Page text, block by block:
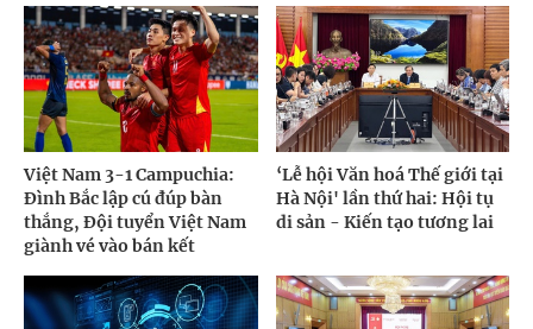
Việt Nam 3-1 Campuchia:
Đình Bắc lập cú đúp bàn
thắng, Đội tuyển Việt Nam
giành vé vào bán kết
‘Lễ hội Văn hoá Thế giới tại
Hà Nội' lần thứ hai: Hội tụ
di sản - Kiến tạo tương lai